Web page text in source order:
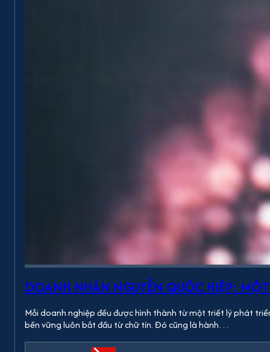
DOANH NHÂN NGUYỄN QUỐC HIỆP:
Mỗi doanh nghiệp đều được hình thành từ một triết lý phát
bền vững luôn bắt đầu từ chữ tín. Đó cũng là hành…